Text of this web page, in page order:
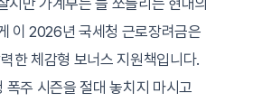
이 2026년 국세청 근로장려금은
한 체감형 보너스 지원책입니다.
폭주 시즌을 절대 놓치지 마시고